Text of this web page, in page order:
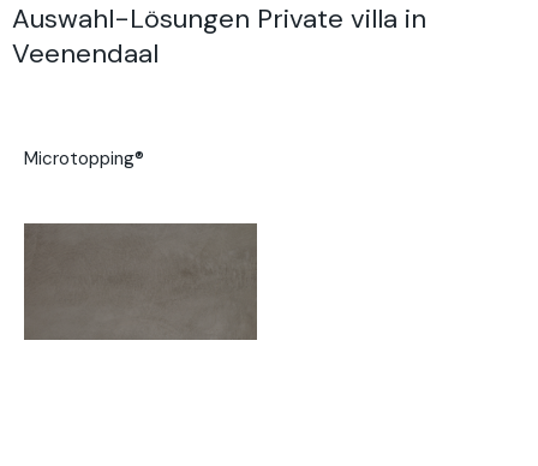
Auswahl-Lösungen Private villa in
Veenendaal
Microtopping®